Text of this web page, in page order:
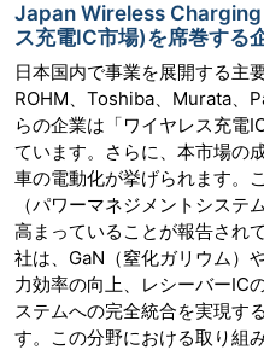
Japan Wireless
ス充電IC市場)を席巻する
日本国内で事業を展開する主
ROHM、Toshiba、Murata、
らの企業は「ワイヤレス充電
ています。さらに、本市場の
車の電動化が挙げられます。
（パワーマネジメントシス
高まっていることが報告され
社は、GaN（窒化ガリウム）
力効率の向上、レシーバーIC
ステムへの完全統合を実現す
す。この分野における取り組